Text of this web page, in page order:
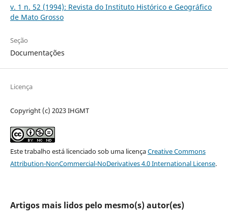
v. 1 n. 52 (1994): Revista do Instituto Histórico e Geográfico
de Mato Grosso
Seção
Documentações
Licença
Copyright (c) 2023 IHGMT
Este trabalho está licenciado sob uma licençaCreative Commons
Attribution-NonCommercial-NoDerivatives 4.0 International License.
Artigos mais lidos pelo mesmo(s) autor(es)